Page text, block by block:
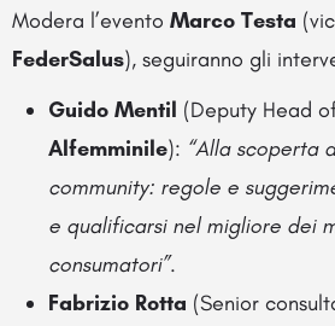
Modera l’evento Marco Testa
FederSalus), seguiranno gli
Guido Mentil (Deputy Head
Alfemminile): “Alla scoperta
community: regole e
e qualificarsi nel migliore dei
consumatori”.
Fabrizio Rotta (Senior